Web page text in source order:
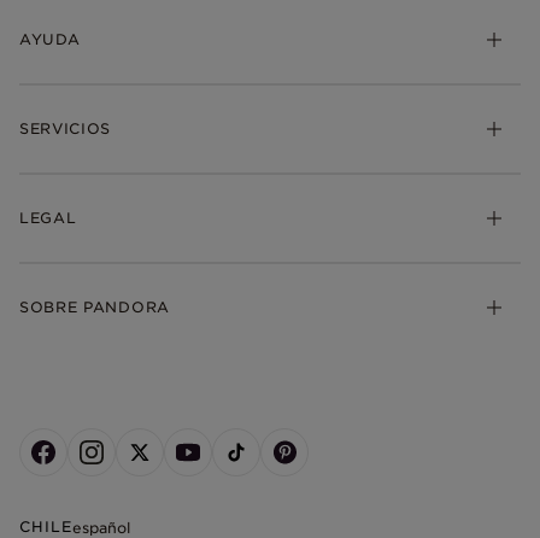
AYUDA
SERVICIOS
LEGAL
SOBRE PANDORA
CHILEespañol